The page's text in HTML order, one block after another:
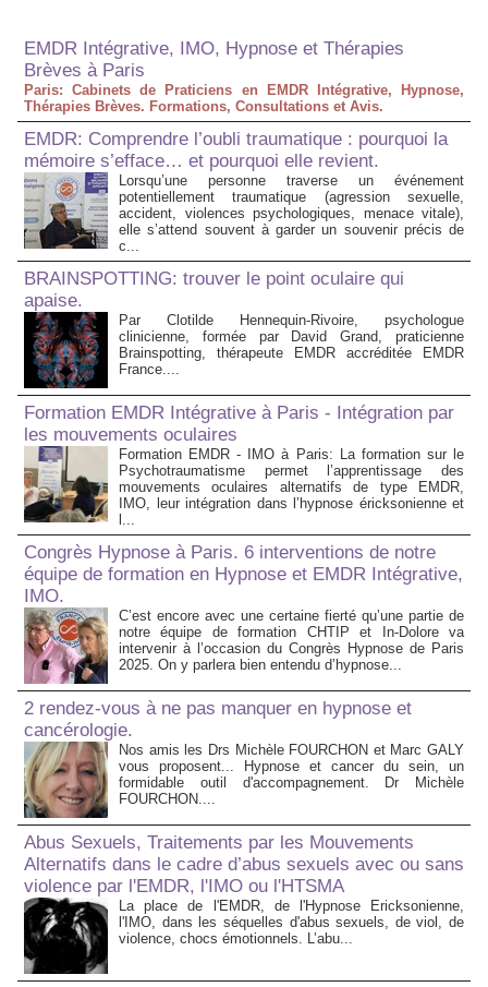
EMDR Intégrative, IMO, Hypnose et Thérapies
Brèves à Paris
Paris: Cabinets de Praticiens en EMDR Intégrative, Hypnose,
Thérapies Brèves. Formations, Consultations et Avis.
EMDR: Comprendre l’oubli traumatique : pourquoi la
mémoire s’efface… et pourquoi elle revient.
Lorsqu’une personne traverse un événement
potentiellement traumatique (agression sexuelle,
accident, violences psychologiques, menace vitale),
elle s’attend souvent à garder un souvenir précis de
c...
BRAINSPOTTING: trouver le point oculaire qui
apaise.
Par Clotilde Hennequin-Rivoire, psychologue
clinicienne, formée par David Grand, praticienne
Brainspotting, thérapeute EMDR accréditée EMDR
France....
Formation EMDR Intégrative à Paris - Intégration par
les mouvements oculaires
Formation EMDR - IMO à Paris: La formation sur le
Psychotraumatisme permet l’apprentissage des
mouvements oculaires alternatifs de type EMDR,
IMO, leur intégration dans l’hypnose éricksonienne et
l...
Congrès Hypnose à Paris. 6 interventions de notre
équipe de formation en Hypnose et EMDR Intégrative,
IMO.
C’est encore avec une certaine fierté qu’une partie de
notre équipe de formation CHTIP et In-Dolore va
intervenir à l’occasion du Congrès Hypnose de Paris
2025. On y parlera bien entendu d’hypnose...
2 rendez-vous à ne pas manquer en hypnose et
cancérologie.
Nos amis les Drs Michèle FOURCHON et Marc GALY
vous proposent... Hypnose et cancer du sein, un
formidable outil d'accompagnement. Dr Michèle
FOURCHON....
Abus Sexuels, Traitements par les Mouvements
Alternatifs dans le cadre d’abus sexuels avec ou sans
violence par l'EMDR, l'IMO ou l'HTSMA
La place de l'EMDR, de l'Hypnose Ericksonienne,
l'IMO, dans les séquelles d'abus sexuels, de viol, de
violence, chocs émotionnels. L’abu...